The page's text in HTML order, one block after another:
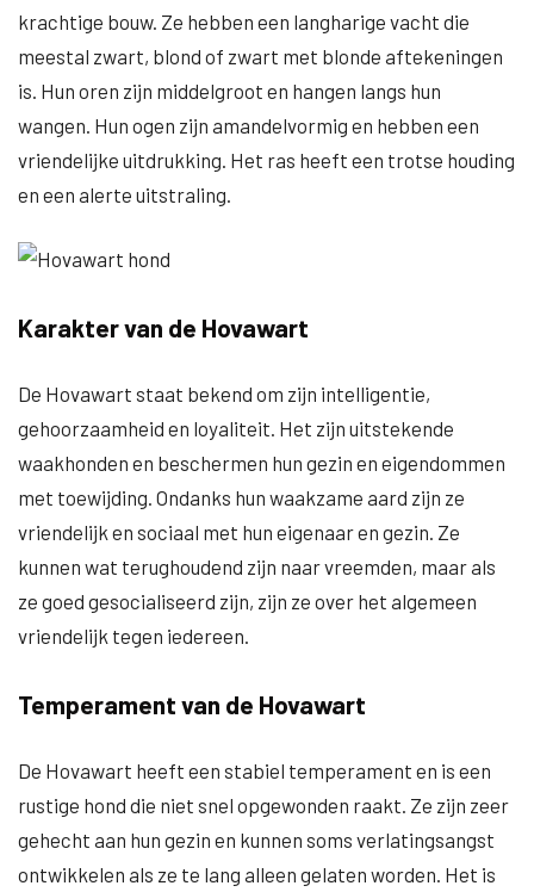
krachtige bouw. Ze hebben een langharige vacht die
meestal zwart, blond of zwart met blonde aftekeningen
is. Hun oren zijn middelgroot en hangen langs hun
wangen. Hun ogen zijn amandelvormig en hebben een
vriendelijke uitdrukking. Het ras heeft een trotse houding
en een alerte uitstraling.
Karakter van de Hovawart
De Hovawart staat bekend om zijn intelligentie,
gehoorzaamheid en loyaliteit. Het zijn uitstekende
waakhonden en beschermen hun gezin en eigendommen
met toewijding. Ondanks hun waakzame aard zijn ze
vriendelijk en sociaal met hun eigenaar en gezin. Ze
kunnen wat terughoudend zijn naar vreemden, maar als
ze goed gesocialiseerd zijn, zijn ze over het algemeen
vriendelijk tegen iedereen.
Temperament van de Hovawart
De Hovawart heeft een stabiel temperament en is een
rustige hond die niet snel opgewonden raakt. Ze zijn zeer
gehecht aan hun gezin en kunnen soms verlatingsangst
ontwikkelen als ze te lang alleen gelaten worden. Het is